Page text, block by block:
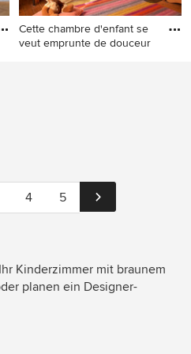
Cette chambre d'enfant se
veut emprunte de douceur
4 5
Kinderzimmer mit braunem
planen ein Designer-
Inneneinrichter und